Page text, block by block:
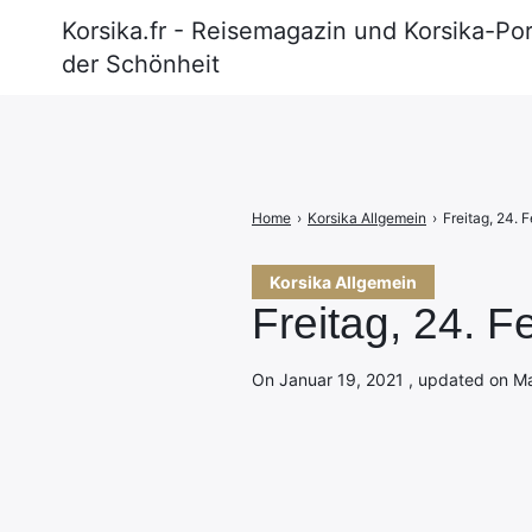
Korsika Allgemein
Freitag, 24.
On Januar 19, 2021 , updated on
Home › Korsika Allgemein › Freitag, 24.
Korsika.fr - Reisemagazin und Korsika-
der Schönheit